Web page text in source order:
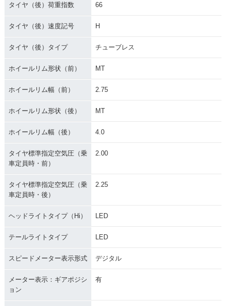
タイヤ（後）荷重指数 66
タイヤ（後）速度記号 H
タイヤ（後）タイプ チューブレス
ホイールリム形状（前） MT
ホイールリム幅（前） 2.75
ホイールリム形状（後） MT
ホイールリム幅（後） 4.0
タイヤ標準指定空気圧（乗
車定員時・前）
2.00
タイヤ標準指定空気圧（乗
車定員時・後）
2.25
ヘッドライトタイプ（Hi） LED
テールライトタイプ LED
スピードメーター表示形式 デジタル
メーター表示：ギアポジシ
ョン
有